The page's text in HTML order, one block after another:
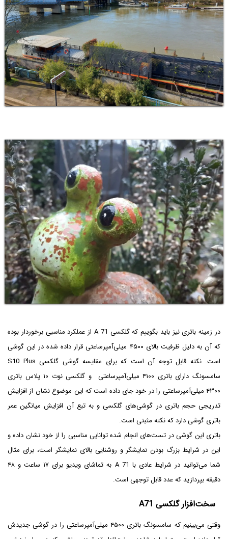
در زمینه باتری نیز باید بگوییم که گلکسی A 71 از عملکرد مناسبی برخوردار بوده
که آن به دلیل ظرفیت بالای ۴۵۰۰ میلی‌آمپرساعتی قرار داده شده در این گوشی
است. نکته قابل توجه آن است که برای مقایسه گوشی گلکسی S10 Plus
سامسونگ دارای باتری ۴۱۰۰ میلی‌آمپرساعتی و گلکسی نوت ۱۰ پلاس باتری
۴۳۰۰ میلی‌آمپرساعتی را در خود جای داده است که این موضوع نشان از افزایش
تدریجی حجم باتری‌ در گوشی‌های گلکسی و به تبع آن افزایش میانگین عمر
باتری گوشی دارد که نکته مثبتی است.
باتری این گوشی در تست‌های انجام شده توانایی مناسبی را از خود نشان داده و
این در شرایط بزرگ بودن نمایشگر و روشنایی بالای نمایشگر است، برای مثال
شما می‌توانید در شرایط عادی با A 71 به تماشای ویدیو برای ۱۷ ساعت و ۴۸
دقیقه بپردازید که عدد قابل توجهی است.
سخت‌افزار گلکسی A71
وقتی می‌بینیم که سامسونگ باتری ۴۵۰۰ میلی‌آمپرساعتی را در گوشی جدیدش